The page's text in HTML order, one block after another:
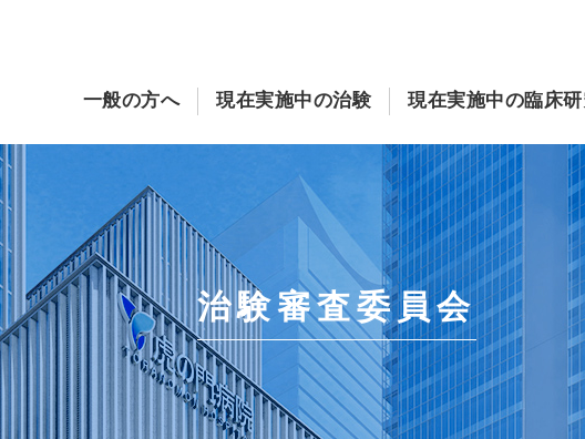
一般の方へ 現在実施中の治験 現在実施中の臨床
治験審査委員会